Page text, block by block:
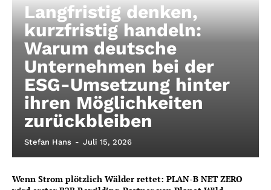
Langfristig denken,
kurzfristig handeln:
Warum deutsche
Unternehmen bei der
ESG-Umsetzung hinter
ihren Möglichkeiten
zurückbleiben
Stefan Hans - Juli 15, 2026
Wenn Strom plötzlich Wälder rettet: PLAN-B NET ZERO